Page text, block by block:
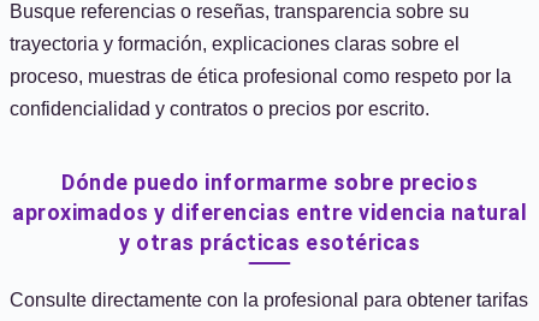
Busque referencias o reseñas, transparencia sobre su
trayectoria y formación, explicaciones claras sobre el
proceso, muestras de ética profesional como respeto por la
confidencialidad y contratos o precios por escrito.
Dónde puedo informarme sobre precios
aproximados y diferencias entre videncia natural
y otras prácticas esotéricas
Consulte directamente con la profesional para obtener tarifas